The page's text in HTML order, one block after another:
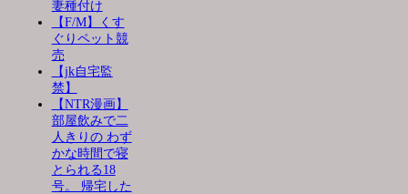
妻種付け
【F/M】くす
ぐりペット競
売
【jk自宅監
禁】
【NTR漫画】
部屋飲みで二
人きりの わず
かな時間で寝
とられる18
号。 帰宅した